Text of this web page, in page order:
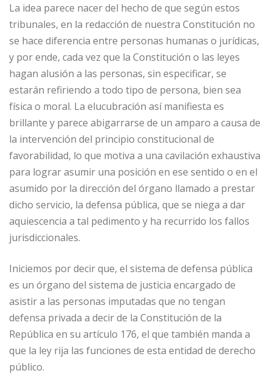
La idea parece nacer del hecho de que según estos
tribunales, en la redacción de nuestra Constitución no
se hace diferencia entre personas humanas o jurídicas,
y por ende, cada vez que la Constitución o las leyes
hagan alusión a las personas, sin especificar, se
estarán refiriendo a todo tipo de persona, bien sea
física o moral. La elucubración así manifiesta es
brillante y parece abigarrarse de un amparo a causa de
la intervención del principio constitucional de
favorabilidad, lo que motiva a una cavilación exhaustiva
para lograr asumir una posición en ese sentido o en el
asumido por la dirección del órgano llamado a prestar
dicho servicio, la defensa pública, que se niega a dar
aquiescencia a tal pedimento y ha recurrido los fallos
jurisdiccionales.
Iniciemos por decir que, el sistema de defensa pública
es un órgano del sistema de justicia encargado de
asistir a las personas imputadas que no tengan
defensa privada a decir de la Constitución de la
República en su artículo 176, el que también manda a
que la ley rija las funciones de esta entidad de derecho
público.